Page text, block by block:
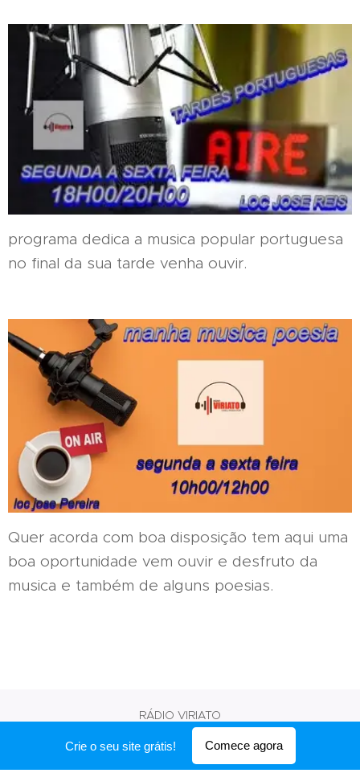
programa dedica a musica popular portuguesa
no final da sua tarde venha ouvir.
Quer acorda com boa disposição tem aqui uma
boa oportunidade vem ouvir e desfruto da
musica e também de alguns poesias.
RÁDIO VIRIATO
Desenvolvido por
Webnode
Crie o seu site grátis! Comece agora